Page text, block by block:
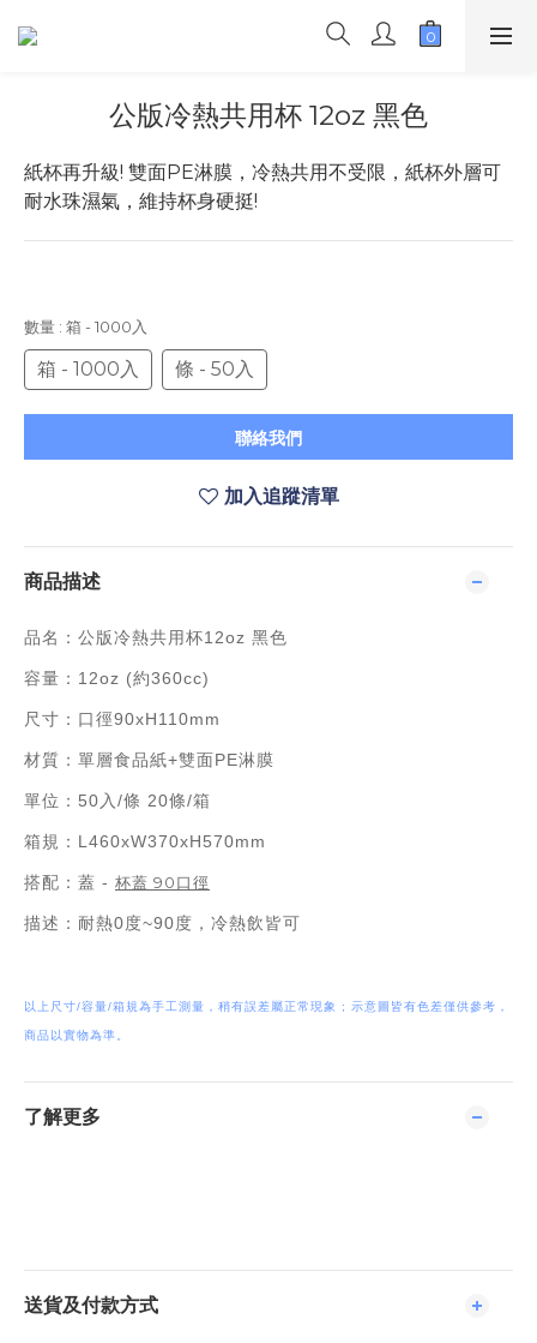
公版冷熱共用杯 12oz 黑色
紙杯再升級! 雙面PE淋膜，冷熱共用不受限，紙杯外層可
耐水珠濕氣，維持杯身硬挺!
數量 : 箱 - 1000入
箱 - 1000入 條 - 50入
聯絡我們
加入追蹤清單
商品描述
品名：公版冷熱共用杯12oz 黑色
容量：12oz (約360cc)
尺寸：口徑90xH110mm
材質：單層食品紙+雙面PE淋膜
單位：50入/條 20條/箱
箱規：L460xW370xH570mm
搭配：蓋 - 杯蓋 90口徑
描述：耐熱0度~90度，冷熱飲皆可
以上尺寸/容量/箱規為手工測量，稍有誤差屬正常現象 ; 示意圖皆有色差僅供參考，
商品以實物為準。
了解更多
送貨及付款方式